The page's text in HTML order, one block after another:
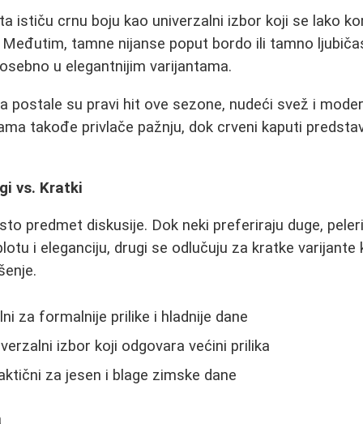
ističu crnu boju kao univerzalni izbor koji se lako
tamne nijanse poput bordo ili tamno
u elegantnijim varijantama.
postale su pravi hit ove sezone, nudeći svež i
takođe privlače pažnju, dok crveni kaputi
vs. Kratki
predmet diskusije. Dok neki preferiraju duge,
i eleganciju, drugi se odlučuju za kratke varijante
za formalnije prilike i hladnije dane
izbor koji odgovara većini prilika
za jesen i blage zimske dane